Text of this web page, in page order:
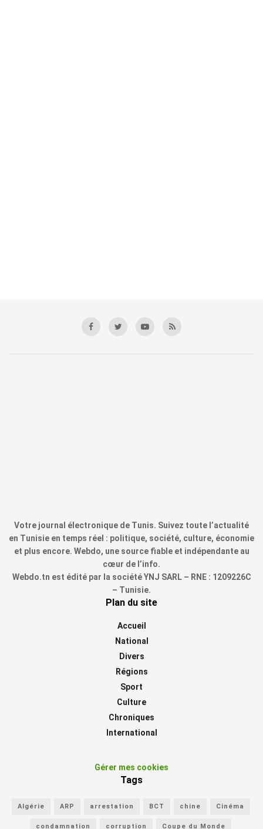
Votre journal électronique de Tunis. Suivez toute l’actualité
en Tunisie en temps réel : politique, société, culture, économie
et plus encore. Webdo, une source fiable et indépendante au
cœur de l’info.
Webdo.tn est édité par la société YNJ SARL – RNE : 1209226C
– Tunisie.
Plan du site
Accueil
National
Divers
Régions
Sport
Culture
Chroniques
International
Gérer mes cookies
Tags
Algérie ARP arrestation BCT chine Cinéma
condamnation corruption Coupe du Monde